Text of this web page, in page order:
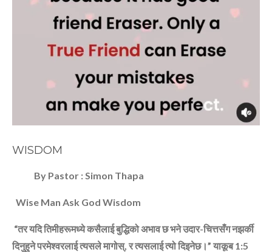
WISDOM
By Pastor : Simon Thapa
Wise Man Ask God Wisdom
“तर यदि तिमीहरूमध्‍ये कसैलाई बुद्धिको अभाव छ भने उदार-चित्तसँग नझर्की
दिनुहुने परमेश्‍वरलाई त्‍यसले मागोस्, र त्‍यसलाई त्‍यो दिइनेछ।” याकूब 1:5